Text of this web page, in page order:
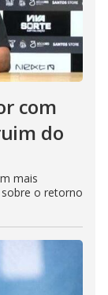
com
do
mais
o retorno